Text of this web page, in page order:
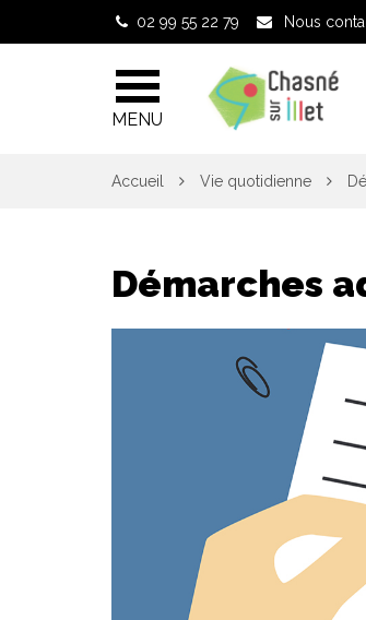
02 99 55 22 79 Nous
MENU
Accueil Vie quotidienne
Démarches